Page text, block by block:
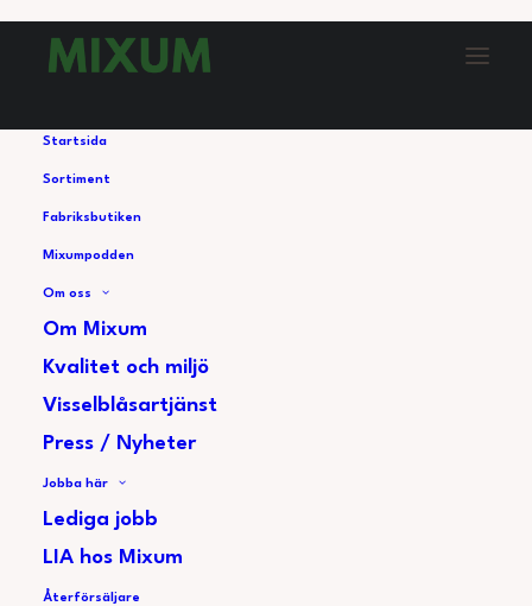
Startsida
Sortiment
Fabriksbutiken
Mixumpodden
Om oss
Om Mixum
Kvalitet och miljö
Visselblåsartjänst
Press / Nyheter
Jobba här
Lediga jobb
LIA hos Mixum
Återförsäljare
(2,5kg)
KONTAKA SÄLJ